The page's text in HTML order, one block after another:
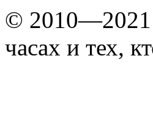
© 2010—2021
часах и тех,